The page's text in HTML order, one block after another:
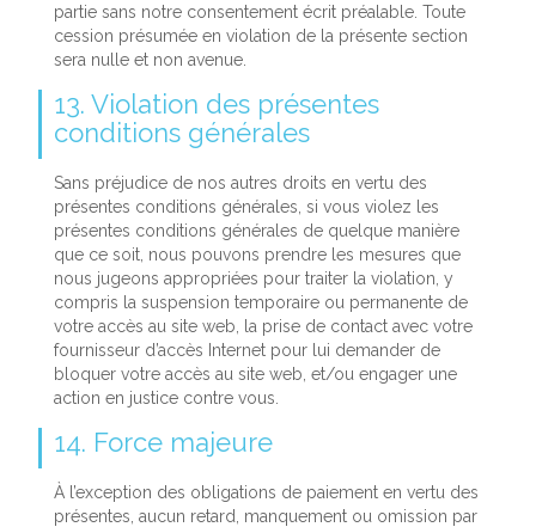
partie sans notre consentement écrit préalable. Toute
cession présumée en violation de la présente section
sera nulle et non avenue.
13. Violation des présentes
conditions générales
Sans préjudice de nos autres droits en vertu des
présentes conditions générales, si vous violez les
présentes conditions générales de quelque manière
que ce soit, nous pouvons prendre les mesures que
nous jugeons appropriées pour traiter la violation, y
compris la suspension temporaire ou permanente de
votre accès au site web, la prise de contact avec votre
fournisseur d’accès Internet pour lui demander de
bloquer votre accès au site web, et/ou engager une
action en justice contre vous.
14. Force majeure
À l’exception des obligations de paiement en vertu des
présentes, aucun retard, manquement ou omission par